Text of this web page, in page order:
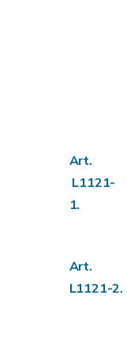
Art.
L1121-
1.
Art.
L1121-2.